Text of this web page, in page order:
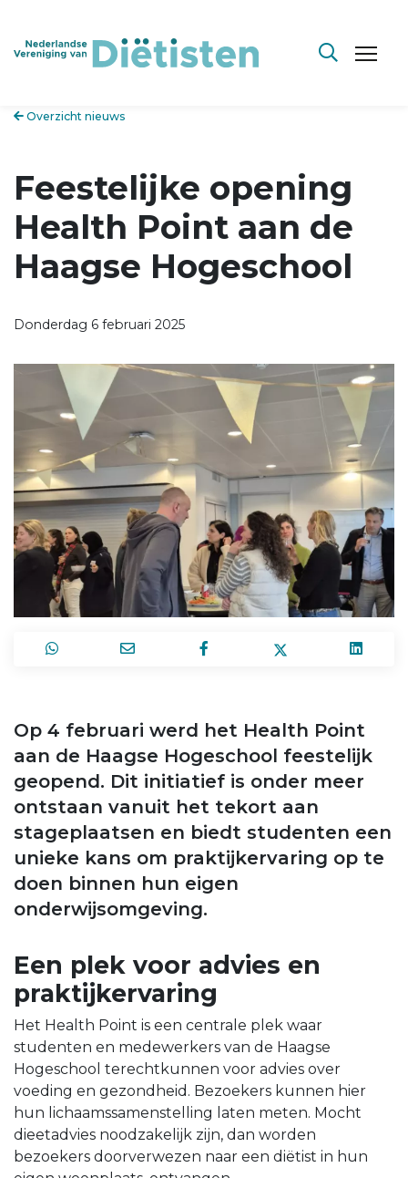
Overzicht nieuws
Feestelijke opening
Health Point aan de
Haagse Hogeschool
Donderdag 6 februari 2025
Op 4 februari werd het Health Point
aan de Haagse Hogeschool feestelijk
geopend. Dit initiatief is onder meer
ontstaan vanuit het tekort aan
stageplaatsen en biedt studenten een
unieke kans om praktijkervaring op te
doen binnen hun eigen
onderwijsomgeving.
Een plek voor advies en
praktijkervaring
Het Health Point is een centrale plek waar
studenten en medewerkers van de Haagse
Hogeschool terechtkunnen voor advies over
voeding en gezondheid. Bezoekers kunnen hier
hun lichaamssamenstelling laten meten. Mocht
dieetadvies noodzakelijk zijn, dan worden
bezoekers doorverwezen naar een diëtist in hun